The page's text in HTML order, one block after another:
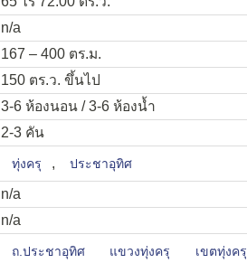
n/a
167 – 400 ตร.ม.
150 ตร.ว. ขึ้นไป
3-6 ห้องนอน / 3-6 ห้องน้ำ
2-3 คัน
ทุ่งครุ , ประชาอุทิศ
n/a
n/a
ถ.ประชาอุทิศ แขวงทุ่งครุ เขตทุ่งครุ